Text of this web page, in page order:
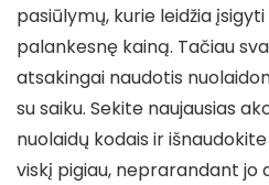
pasiūlymų, kurie leidžia
palankesnę kainą. Tačiau
atsakingai naudotis
su saiku. Sekite naujausias
nuolaidų kodais ir
viskį pigiau, neprarandant jo